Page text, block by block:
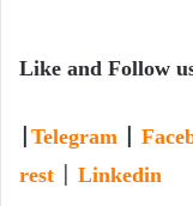
Like and Follow
Telegram
rest
Linkedin